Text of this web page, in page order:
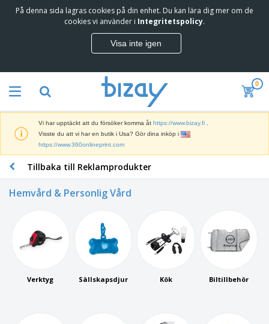
På denna sida lagras cookies på din enhet. Du kan lära dig mer om de
cookies vi använder i Integritetspolicy.
Visa inte igen
0
Vi har upptäckt att du försöker komma åt https://www.bizay.fi
Visste du att vi har en butik i Usa? Gör dina inköp i
https://www.360onlineprint.com
Tillbaka till Reklamprodukter
Hemvård & Personlig Vård
Verktyg Sällskapsdjur Kök Biltillbehör